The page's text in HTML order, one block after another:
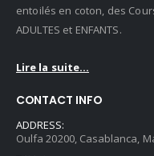
entoilés en coton, des
ADULTES et ENFANTS.
Lire la suite...
CONTACT INFO
ADDRESS:
Oulfa 20200, Casablanca,